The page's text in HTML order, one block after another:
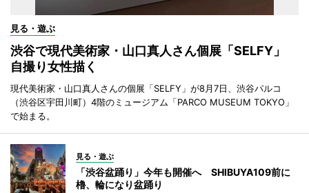
見る・遊ぶ
渋谷で現代美術家・山口真人さん個展「SELFY」
自撮り女性描く
現代美術家・山口真人さんの個展「SELFY」が8月7日、渋谷パルコ
（渋谷区宇田川町）4階のミュージアム「PARCO MUSEUM TOKYO」
で始まる。
見る・遊ぶ
「渋谷盆踊り」今年も開催へ SHIBUYA109前に
櫓、輪になり盆踊り